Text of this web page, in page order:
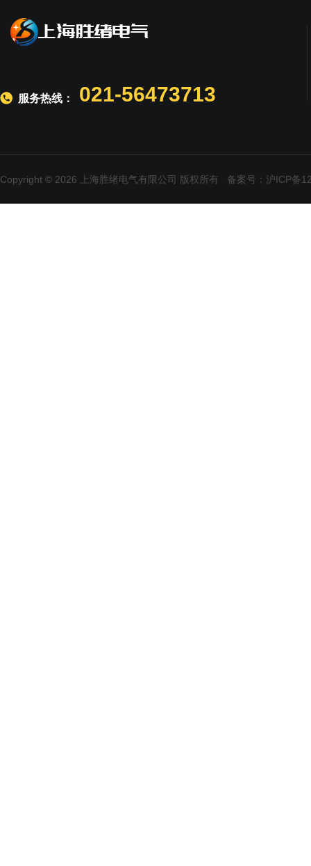
服务热线： 021-56473713
Copyright © 2026 上海胜绪电气有限公司 版权所有 备案号：沪ICP备